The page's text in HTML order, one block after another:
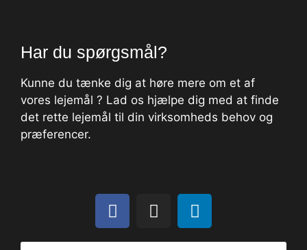
Har du spørgsmål?
Kunne du tænke dig at høre mere om et af
vores lejemål ? Lad os hjælpe dig med at finde
det rette lejemål til din virksomheds behov og
præferencer.